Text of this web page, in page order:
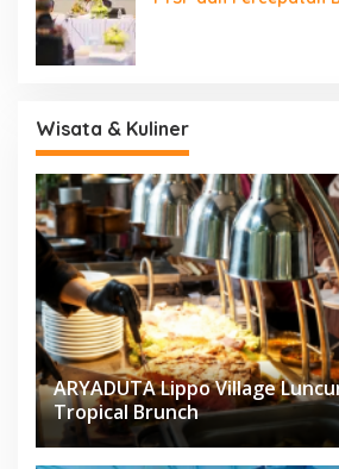
Wisata & Kuliner
ARYADUTA Lippo Village
Tropical Brunch